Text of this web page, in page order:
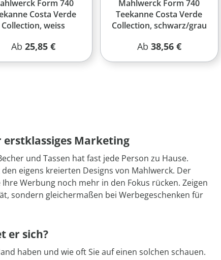
Form 740
Costa Verde
Collection, weiss
Regulärer Preis:
Ab 25,85 €
Mahlwerck Form 740
Teekanne Costa Verde
Collection, schwarz/grau
Regulärer Preis:
Ab 38,56 €
Marketing
und Tassen hat fast jede Person zu Hause.
eigens kreierten Designs von Mahlwerck. Der
Werbung noch mehr in den Fokus rücken. Zeigen
sondern gleichermaßen bei Werbegeschenken für
er sich?
haben und wie oft Sie auf einen solchen schauen.